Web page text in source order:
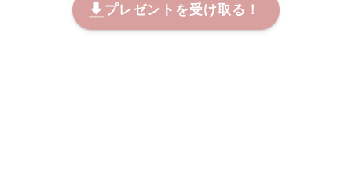
プレゼントを受け取る！